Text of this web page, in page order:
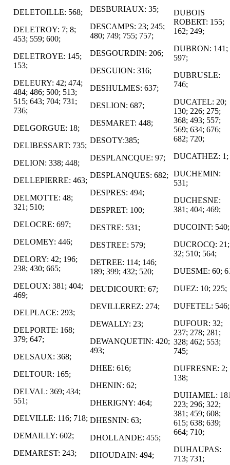
DELETOILLE: 568;
DELETROY: 7; 8;
453; 559; 600;
DELETROYE: 145;
153;
DELEURY: 42; 474;
484; 486; 500; 513;
515; 643; 704; 731;
736;
DELGORGUE: 18;
DELIBESSART: 735;
DELION: 338; 448;
DELLEPIERRE: 463;
DELMOTTE: 48;
321; 510;
DELOCRE: 697;
DELOMEY: 446;
DELORY: 42; 196;
238; 430; 665;
DELOUX: 381; 404;
469;
DELPLACE: 293;
DELPORTE: 168;
379; 647;
DELSAUX: 368;
DELTOUR: 165;
DELVAL: 369; 434;
551;
DELVILLE: 116; 718;
DEMAILLY: 602;
DEMAREST: 243;
DESBURIAUX: 35;
DESCAMPS: 23; 245;
480; 749; 755; 757;
DESGOURDIN: 206;
DESGUION: 316;
DESHULMES: 637;
DESLION: 687;
DESMARET: 448;
DESOTY:385;
DESPLANCQUE: 97;
DESPLANQUES: 682;
DESPRES: 494;
DESPRET: 100;
DESTRE: 531;
DESTREE: 579;
DETREE: 114; 146;
189; 399; 432; 520;
DEUDICOURT: 67;
DEVILLEREZ: 274;
DEWALLY: 23;
DEWANQUETIN: 420;
493;
DHEE: 616;
DHENIN: 62;
DHERIGNY: 464;
DHESNIN: 63;
DHOLLANDE: 455;
DHOUDAIN: 494;
DUBOIS
ROBERT: 155;
162; 249;
DUBRON: 141;
597;
DUBRUSLE:
746;
DUCATEL: 20;
130; 226; 275;
368; 493; 557;
569; 634; 676;
682; 720;
DUCATHEZ: 1;
DUCHEMIN:
531;
DUCHESNE:
381; 404; 469;
DUCOINT: 540;
DUCROCQ: 21;
32; 510; 564;
DUESME: 60;
DUEZ: 10; 225;
DUFETEL: 546;
DUFOUR: 32;
237; 278; 281;
328; 462; 553;
745;
DUFRESNE: 2;
138;
DUHAMEL:
223; 296; 322;
381; 459; 608;
615; 638; 639;
664; 710;
DUHAUPAS:
713; 731;